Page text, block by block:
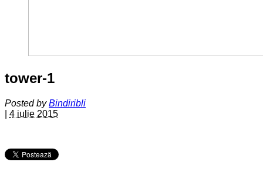
tower-1
Posted byBindiribli
4 iulie 2015